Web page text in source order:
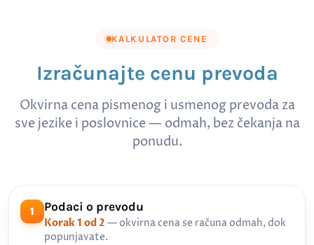
KALKULATOR CENE
Izračunajte cenu prevoda
Okvirna cena pismenog i usmenog prevoda za
sve jezike i poslovnice — odmah, bez čekanja na
ponudu.
1 Podaci o prevodu
Korak 1 od 2 — okvirna cena se računa odmah, dok
popunjavate.